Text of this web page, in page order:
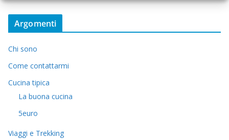
Argomenti
Chi sono
Come contattarmi
Cucina tipica
La buona cucina
5euro
Viaggi e Trekking